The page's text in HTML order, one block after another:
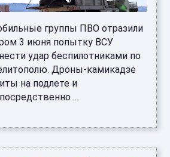
группы ПВО отразили
3 июня попытку ВСУ
удар беспилотниками по
Дроны-камикадзе
на подлете и
...